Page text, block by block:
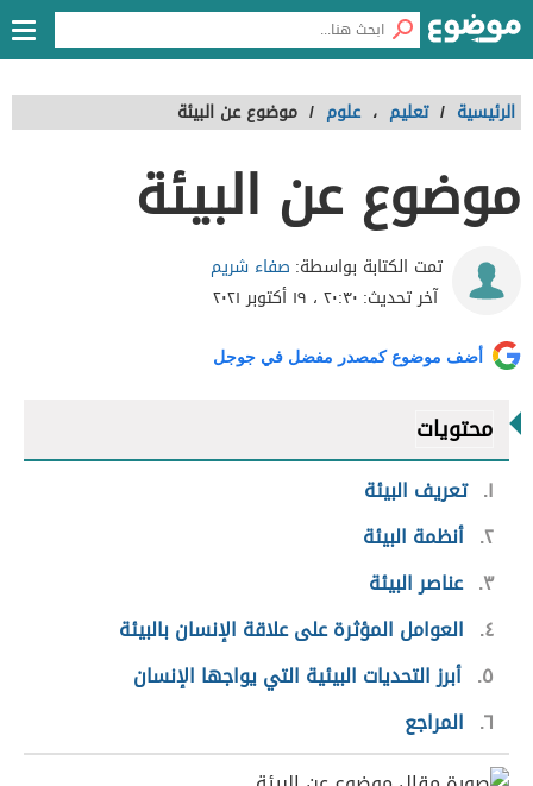
الرئيسية / تعليم ، علوم / موضوع عن البيئة
موضوع عن البيئة
تمت الكتابة بواسطة: صفاء شريم
آخر تحديث: ٢٠:٣٠ ، ١٩ أكتوبر ٢٠٢١
أضف موضوع كمصدر مفضل في جوجل
محتويات
١ تعريف البيئة
٢ أنظمة البيئة
٣ عناصر البيئة
٤
العوامل المؤثرة على علاقة الإنسان بالبيئة
٥ أبرز التحديات البيئية التي يواجها الإنسان
٦ المراجع